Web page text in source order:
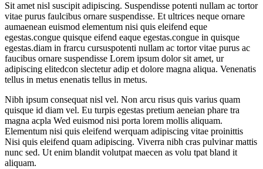
Sit amet nisl suscipit adipiscing. Suspendisse potenti nullam ac tortor
vitae purus faulcibus ornare suspendisse. Et ultrices neque ornare
aumaenean euismod elementum nisi quis eleifend eque
egestas.congue quisque eifend eaque egestas.congue in quisque
egestas.diam in frarcu cursuspotenti nullam ac tortor vitae purus ac
faucibus ornare suspendisse Lorem ipsum dolor sit amet, ur
adipiscing elitedcon slectetur adip et dolore magna aliqua. Venenatis
tellus in metus enenatis tellus in metus.
Nibh ipsum consequat nisl vel. Non arcu risus quis varius quam
quisque id diam vel. Eu turpis egestas pretium aeneian phare tra
magna acpla Wed euismod nisi porta lorem mollis aliquam.
Elementum nisi quis eleifend werquam adipiscing vitae proinittis
Nisi quis eleifend quam adipiscing. Viverra nibh cras pulvinar mattis
nunc sed. Ut enim blandit volutpat maecen as volu tpat bland it
aliquam.